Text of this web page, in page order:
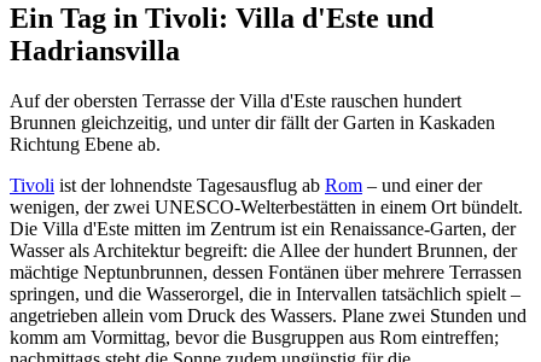
Ein Tag in Tivoli: Villa d'Este und
Hadriansvilla
Auf der obersten Terrasse der Villa d'Este rauschen hundert
Brunnen gleichzeitig, und unter dir fällt der Garten in Kaskaden
Richtung Ebene ab.
Tivoli ist der lohnendste Tagesausflug ab Rom – und einer der
wenigen, der zwei UNESCO-Welterbestätten in einem Ort bündelt.
Die Villa d'Este mitten im Zentrum ist ein Renaissance-Garten, der
Wasser als Architektur begreift: die Allee der hundert Brunnen, der
mächtige Neptunbrunnen, dessen Fontänen über mehrere Terrassen
springen, und die Wasserorgel, die in Intervallen tatsächlich spielt –
angetrieben allein vom Druck des Wassers. Plane zwei Stunden und
komm am Vormittag, bevor die Busgruppen aus Rom eintreffen;